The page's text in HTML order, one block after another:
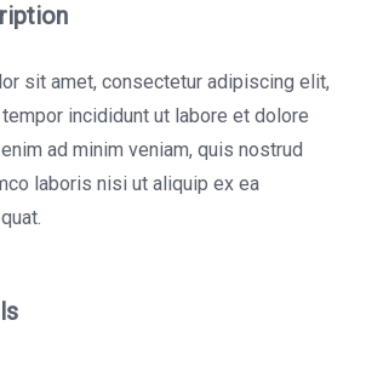
sit amet, consectetur adipiscing elit,
incididunt ut labore et dolore
ad minim veniam, quis nostrud
laboris nisi ut aliquip ex ea